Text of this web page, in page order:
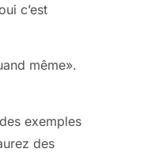
c’est
même».
exemples
des